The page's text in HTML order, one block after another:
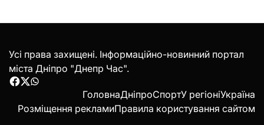
Усі права захищені. Інформаційно-новинний портал
міста Дніпро "Днепр Час".
Facebook
Twitter
WhatsApp
ГоловнаДніпроСпортУ регіоніУкраїна
Розміщення рекламиПравила користування сайтом